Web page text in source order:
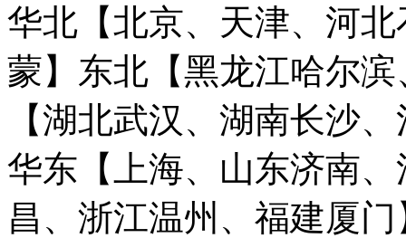
华北【北京、天津、河
蒙】 东北【黑龙江哈尔
【湖北武汉、湖南长沙
华东【上海、山东济南
昌、浙江温州、福建厦门